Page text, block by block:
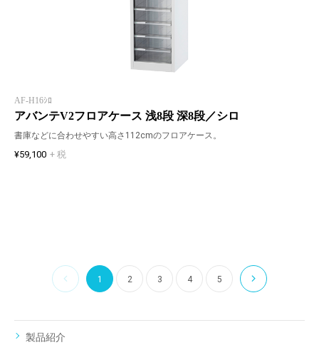
AF-H16ｼﾛ
アバンテV2フロアケース 浅8段 深8段／シロ
書庫などに合わせやすい高さ112cmのフロアケース。
¥59,100 + 税
1 2 3 4 5
製品紹介